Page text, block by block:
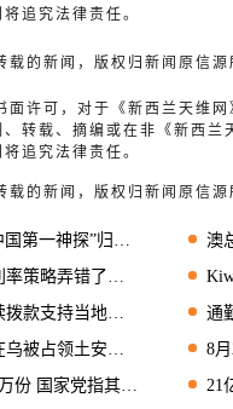
追究法律责任。
的新闻，版权归新闻原信源
面许可，对于《新西兰天维
转载、摘编或在非《新西兰
追究法律责任。
的新闻，版权归新闻原信源
IMAX实力诠释狄仁杰风采！
澳
略弄错了吗？
支持当地社区
通
领土安置的官员
8月
党指其“劫贫济富”
21